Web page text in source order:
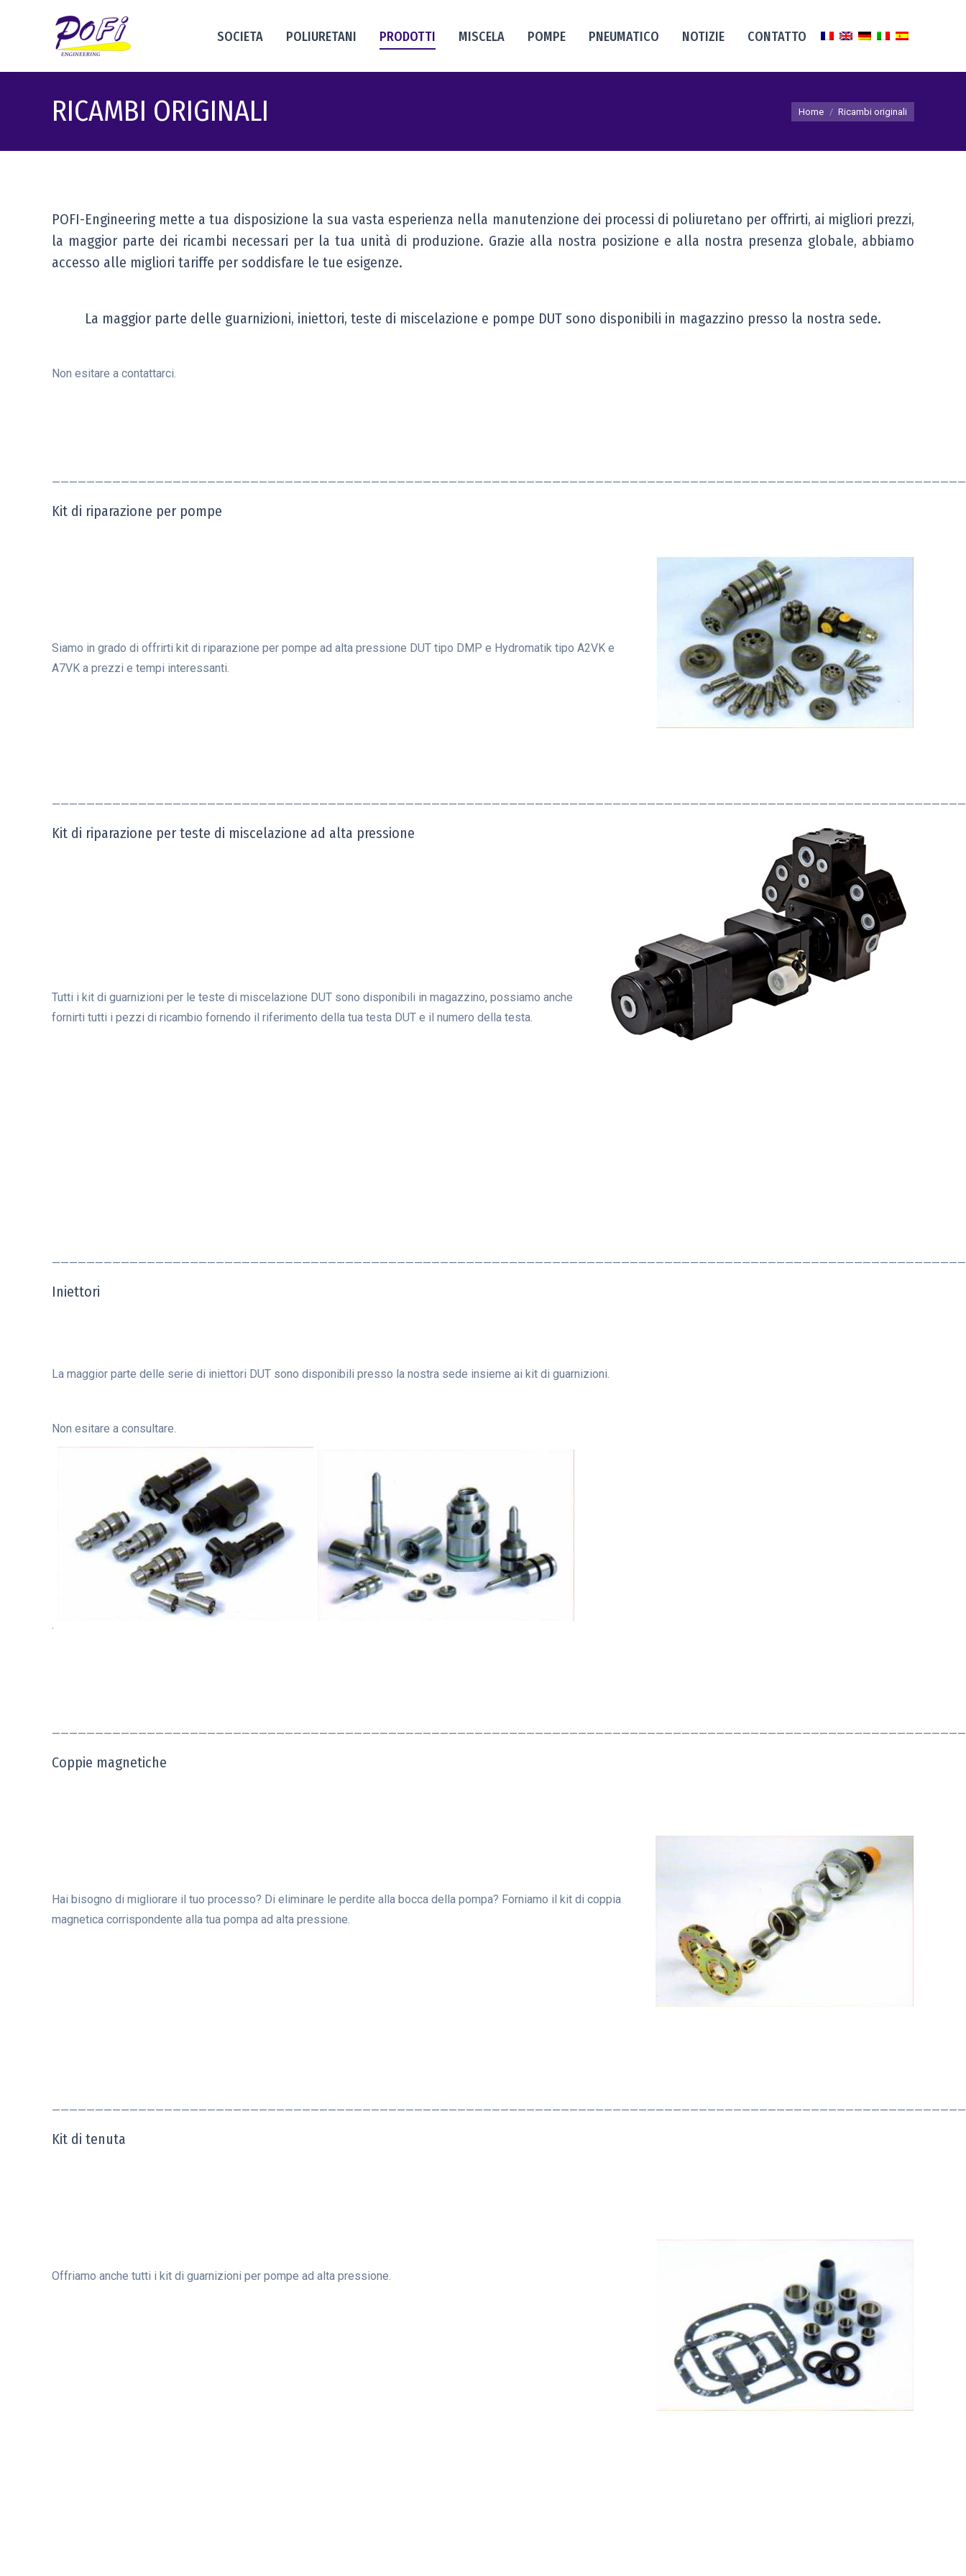
SOCIETA POLIURETANI PRODOTTI MISCELA POMPE PNEUMATICO NOTIZIE CONTATTO
RICAMBI ORIGINALI Tu sei qui:
Home Ricambi originali
POFI-Engineering mette a tua disposizione la sua vasta esperienza nella manutenzione dei processi di poliuretano per offrirti, ai migliori prezzi,
la maggior parte dei ricambi necessari per la tua unità di produzione. Grazie alla nostra posizione e alla nostra presenza globale, abbiamo
accesso alle migliori tariffe per soddisfare le tue esigenze.
La maggior parte delle guarnizioni, iniettori, teste di miscelazione e pompe DUT sono disponibili in magazzino presso la nostra sede.
Non esitare a contattarci.
Kit di riparazione per pompe
Siamo in grado di offrirti kit di riparazione per pompe ad alta pressione DUT tipo DMP e Hydromatik tipo A2VK e
A7VK a prezzi e tempi interessanti.
Kit di riparazione per teste di miscelazione ad alta pressione
Tutti i kit di guarnizioni per le teste di miscelazione DUT sono disponibili in magazzino, possiamo anche
fornirti tutti i pezzi di ricambio fornendo il riferimento della tua testa DUT e il numero della testa.
Iniettori
La maggior parte delle serie di iniettori DUT sono disponibili presso la nostra sede insieme ai kit di guarnizioni.
Non esitare a consultare.
.
Coppie magnetiche
Hai bisogno di migliorare il tuo processo? Di eliminare le perdite alla bocca della pompa? Forniamo il kit di coppia
magnetica corrispondente alla tua pompa ad alta pressione.
Kit di tenuta
Offriamo anche tutti i kit di guarnizioni per pompe ad alta pressione.